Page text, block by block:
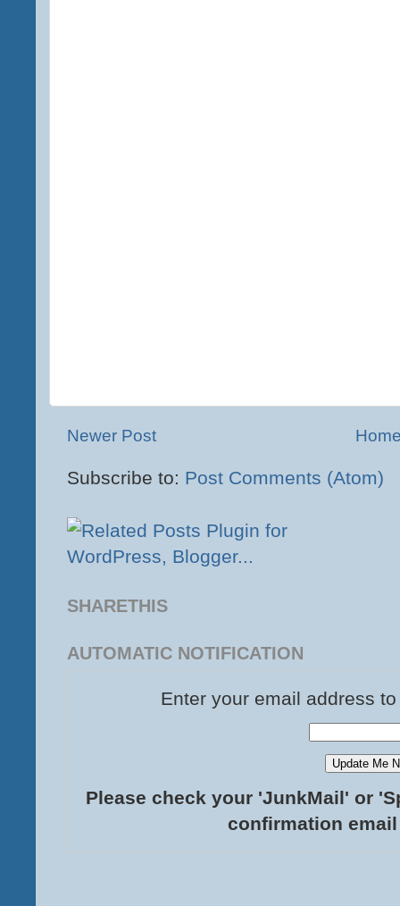
Newer Post
Subscribe to: Post Comments (Atom)
SHARETHIS
AUTOMATIC NOTIFICATION
Enter your email address
Please check your 'JunkMail' or
confirmation